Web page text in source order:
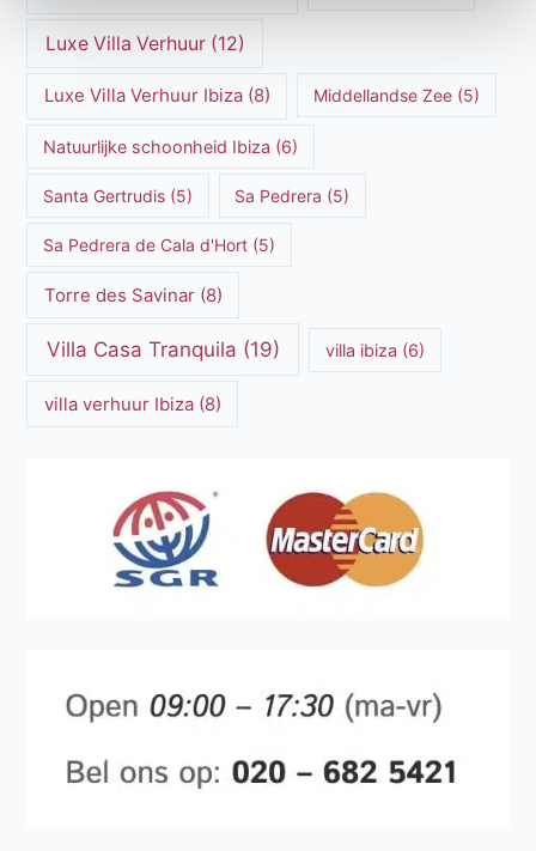
Luxe Villa Verhuur(12)
Luxe Villa Verhuur Ibiza(8) Middellandse Zee (5)
Natuurlijke schoonheid Ibiza (6)
Santa Gertrudis (5) Sa Pedrera (5)
Sa Pedrera de Cala d'Hort (5)
Torre des Savinar(8)
Villa Casa Tranquila (19) villa ibiza (6)
villa verhuur Ibiza(8)